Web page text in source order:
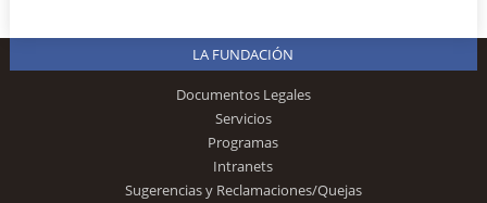
LA FUNDACIÓN
Documentos Legales
Servicios
Programas
Intranets
Sugerencias y Reclamaciones/Quejas